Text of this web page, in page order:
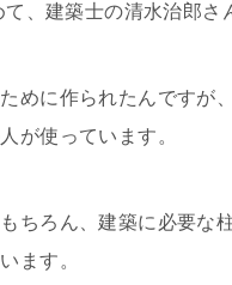
、建築士の清水治郎さ
めに作られたんですが
が使っています。
ちろん、建築に必要な
ます。